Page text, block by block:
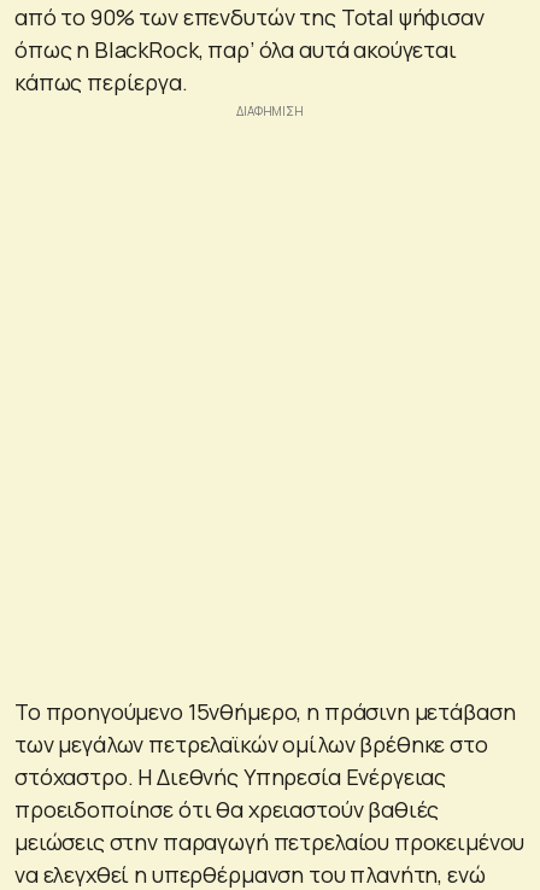
από το 90% των επενδυτών της Total ψήφισαν
όπως η BlackRock, παρ’ όλα αυτά ακούγεται
κάπως περίεργα.
Το προηγούμενο 15νθήμερο, η πράσινη μετάβαση
των μεγάλων πετρελαϊκών ομίλων βρέθηκε στο
στόχαστρο. Η Διεθνής Υπηρεσία Ενέργειας
προειδοποίησε ότι θα χρειαστούν βαθιές
μειώσεις στην παραγωγή πετρελαίου προκειμένου
να ελεγχθεί η υπερθέρμανση του πλανήτη, ενώ